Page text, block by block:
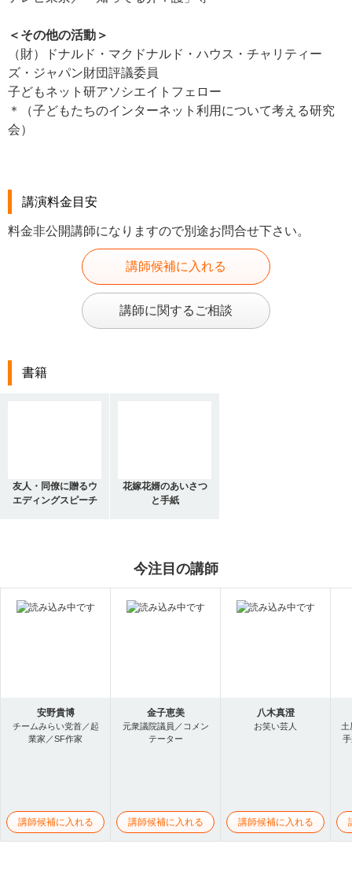
＜その他の活動＞
（財）ドナルド・マクドナルド・ハウス・チャリティー
ズ・ジャパン財団評議委員
子どもネット研アソシエイトフェロー
＊（子どもたちのインターネット利用について考える研究
会）
講演料金目安
料金非公開講師になりますので別途お問合せ下さい。
講師候補に入れる
講師に関するご相談
書籍
友人・同僚に贈るウ
エディングスピーチ
花嫁花婿のあいさつ
と手紙
今注目の講師
安野貴博
チームみらい党首／起
業家／SF作家
講師候補に入れる
金子恵美
元衆議院議員／コメン
テーター
講師候補に入れる
八木真澄
お笑い芸人
講師候補に入れる
土